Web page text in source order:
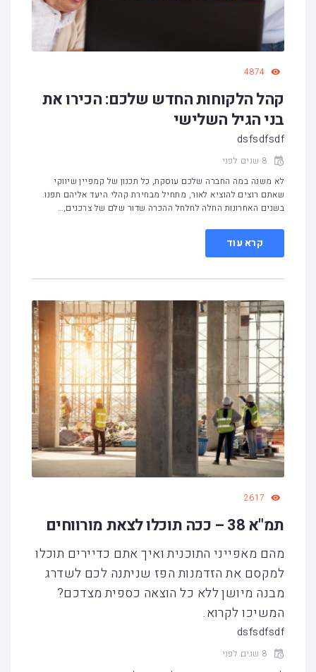
4874
קהל הלקוחות החדש שלכם: הכירו את
בני הגיל השלישי
dsfsdfsdf
8 שנים לפני
לא משנה במה החברה שלכם עוסקת, כל תכנון של קמפיין שיווקי
שאתם רוצים להוציא לאור, מתחיל מבחירת קהלי היעד אליהם תפנו.
בשנים האחרונות החלה לחלחל ההכרה שדור שלם של צרכנים,…
קרא עוד
2617
תמ"א 38 – ככה תוכלו לצאת מורווחים
מהם מאפייני התוכנית ואיך אתם כדיירים תוכלו
למקסם את הזדמנות הפז שניתנה לכם לשדרג
מבנה מיושן ללא כל הוצאה כספית מצדכם?
המשיכו לקרוא.
dsfsdfsdf
8 שנים לפני